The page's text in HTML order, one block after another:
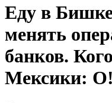
Еду в
менять
банков.
Мексики: